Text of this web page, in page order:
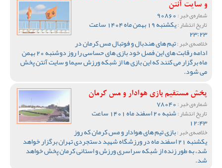
و سایت آنتن
شماره‌ی خبر :
تاریخ انتشار : یکشنبه 19 بهمن ماه 1404 ساعت
23:23
خلاصه‌ی خبر :تیم های هندبال و فوتبال مس کرمان در
ادامه رقابت های این فصل خود بازی های حساسی را روز دوشنبه 20 بهمن
ماه برگزار می کنند که این بازی ها از شبکه ورزش سیما و سایت آنتن پخش
می شود.
پخش مستقیم بازی هوادار و مس کرمان
شماره‌ی خبر :
تاریخ انتشار : شنبه 20 اسفند ماه 1401 ساعت
12:43
خلاصه‌ی خبر :بازی تیم های هوادار و مس کرمان که روز
یکشنبه 21 اسفند ماه در ورزشگاه شهید دستجردی تهران برگزار خواهد
شد، به طور زنده از شبکه سراسری ورزش و استانی کرمان پخش خواهد
شد.